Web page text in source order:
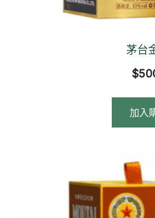
茅台
$
加入